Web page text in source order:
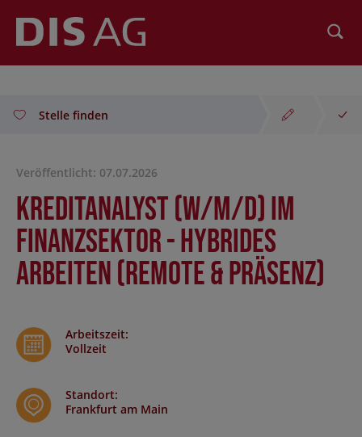
Stelle finden
Veröffentlicht: 07.07.2026
Kreditanalyst (w/m/d) im
Finanzsektor - hybrides
Arbeiten (Remote & Präsenz)
Arbeitszeit:
Vollzeit
Standort:
Frankfurt am Main